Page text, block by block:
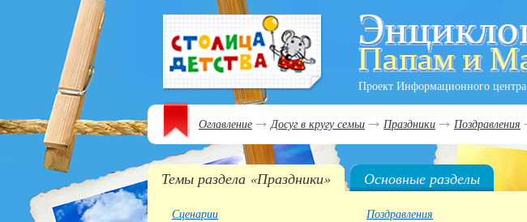
Проект Информационного центра
Оглавление Досуг в кругу семьи Праздники Поздравления
Темы раздела «Праздники» Основные разделы
Сценарии Поздравления